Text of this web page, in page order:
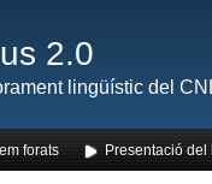
2.0
lingüístic del
forats Presentació del